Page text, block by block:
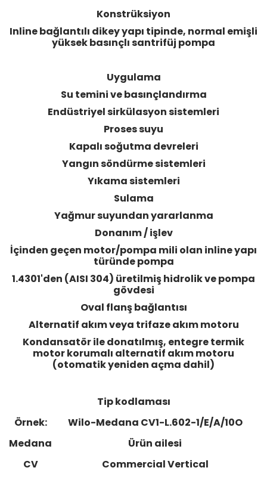
Konstrüksiyon
Inline bağlantılı dikey yapı tipinde, normal emişli
yüksek basınçlı santrifüj pompa
Uygulama
Su temini ve basınçlandırma
Endüstriyel sirkülasyon sistemleri
Proses suyu
Kapalı soğutma devreleri
Yangın söndürme sistemleri
Yıkama sistemleri
Sulama
Yağmur suyundan yararlanma
Donanım / işlev
İçinden geçen motor/pompa mili olan inline yapı
türünde pompa
1.4301'den (AISI 304) üretilmiş hidrolik ve pompa
gövdesi
Oval flanş bağlantısı
Alternatif akım veya trifaze akım motoru
Kondansatör ile donatılmış, entegre termik
motor korumalı alternatif akım motoru
(otomatik yeniden açma dahil)
Tip kodlaması
Örnek:
Wilo-Medana CV1-L.602-1/E/A/10O
Medana
Ürün ailesi
CV
Commercial Vertical